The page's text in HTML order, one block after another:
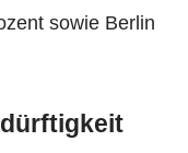
sowie Berlin